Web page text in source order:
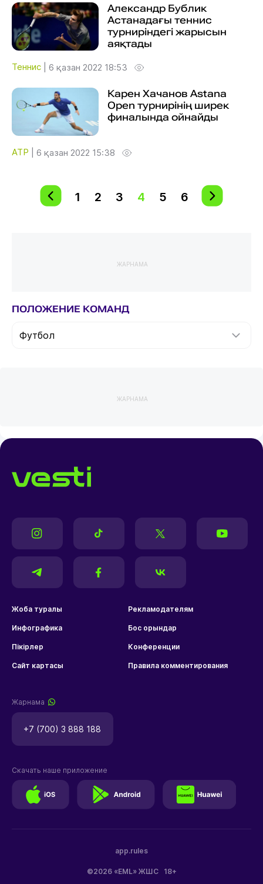
Александр Бублик
Астанадағы теннис
турниріндегі жарысын
аяқтады
Теннис 6 қазан 2022 18:53
Карен Хачанов Astana
Open турнирінің ширек
финалында ойнайды
ATP 6 қазан 2022 15:38
1 2 3 4 5 6
ЖАРНАМА
ПОЛОЖЕНИЕ КОМАНД
Футбол
ЖАРНАМА
Жоба туралы Рекламодателям
Инфографика Бос орындар
Пікірлер Конференции
Сайт картасы Правила комментирования
Жарнама
+7 (700) 3 888 188
©2026 «EML» ЖШС 18+
app.rules
Скачать наше приложение